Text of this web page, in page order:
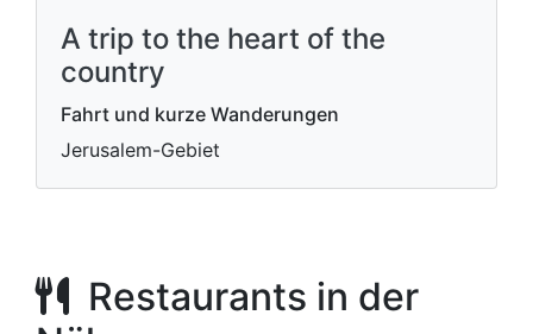
A trip to the heart of the
country
Fahrt und kurze Wanderungen
Jerusalem-Gebiet
Restaurants in der